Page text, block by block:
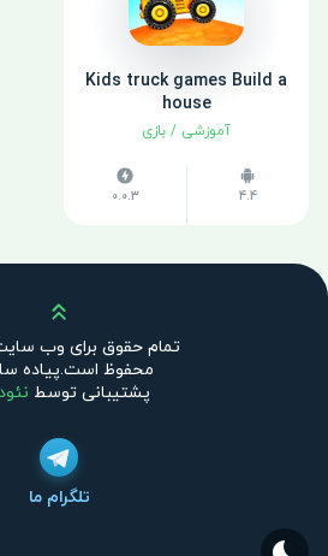
Kids truck games Build a
house
آموزشی / بازی
4.4
0.0.3
بالا
تمام حقوق برای وب
محفوظ است.پیاده
پشتیبانی توسط
تلگرام ما